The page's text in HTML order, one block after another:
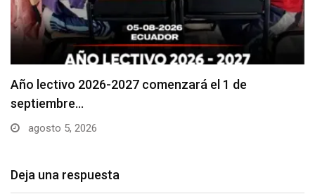
Se suspenderá servicio de agua potable en varios…
agosto 5, 2026
Deja una respuesta